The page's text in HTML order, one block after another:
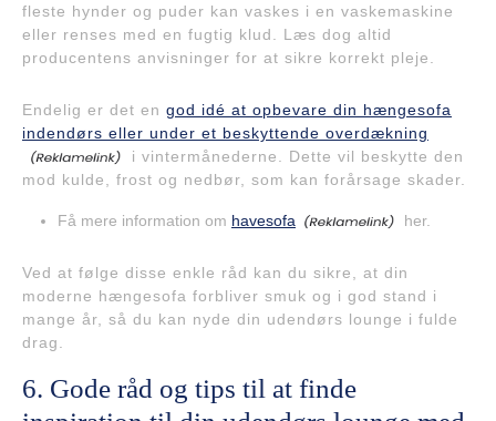
fleste hynder og puder kan vaskes i en vaskemaskine
eller renses med en fugtig klud. Læs dog altid
producentens anvisninger for at sikre korrekt pleje.
Endelig er det en god idé at opbevare din hængesofa
indendørs eller under et beskyttende overdækning
i vintermånederne. Dette vil beskytte den
mod kulde, frost og nedbør, som kan forårsage skader.
Få mere information om havesofa her.
Ved at følge disse enkle råd kan du sikre, at din
moderne hængesofa forbliver smuk og i god stand i
mange år, så du kan nyde din udendørs lounge i fulde
drag.
6. Gode råd og tips til at finde